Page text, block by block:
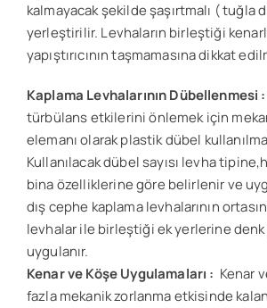
kalmayacak şekilde şaşırtmalı ( tuğla
yerleştirilir. Levhaların birleştiği
yapıştırıcının taşmamasına dikkat
Kaplama Levhalarının Dübellenmesi :
türbülans etkilerini önlemek için
elemanı olarak plastik dübel
Kullanılacak dübel sayısı levha
bina özelliklerine göre belirlenir ve
dış cephe kaplama levhalarının
levhalar ile birleştiği ek yerlerine
uygulanır.
Kenar ve Köşe Uygulamaları : Kenar
fazla mekanik zorlanma etkisinde